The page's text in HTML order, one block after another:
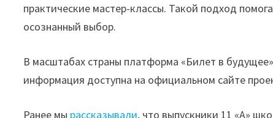
практические мастер-классы. Такой подход
осознанный выбор.
В масштабах страны платформа «Билет в
информация доступна на официальном сайте
Ранее мы рассказывали, что выпускники 11 «А»